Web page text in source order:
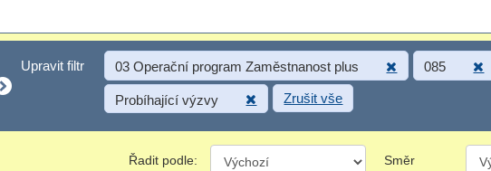
Upravit filtr
Upravit filtr 03 Operační program Zaměstnanost plus 085
Probíhající výzvy Zrušit vše
Řadit podle: Směr